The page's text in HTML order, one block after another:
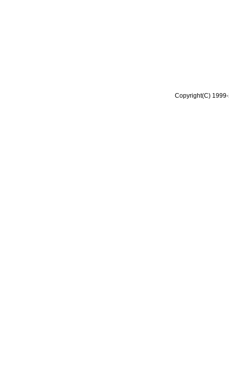
Copyright(C)